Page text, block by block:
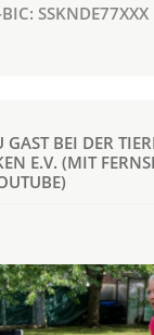
SSKNDE77XXX
GAST BEI DER
E.V. (MIT